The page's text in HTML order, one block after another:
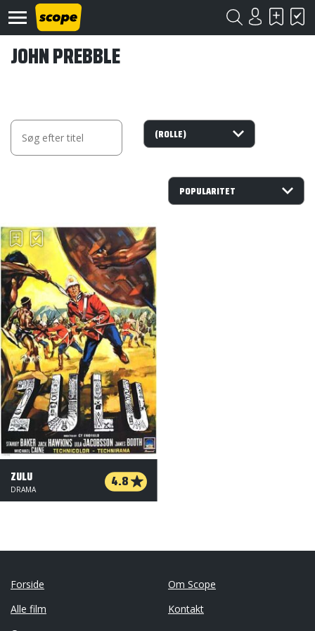
Om
©
Scope
2020
JOHN PREBBLE
ZULU 4.8
DRAMA
Forside
Alle film
Om Scope
Kontakt